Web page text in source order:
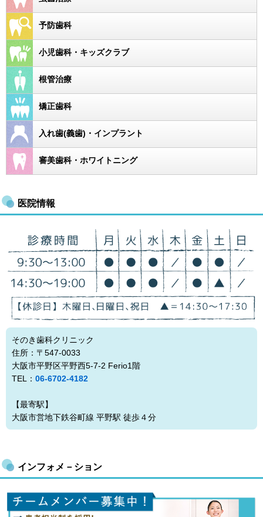
予防歯科
小児歯科・キッズクラブ
根管治療
矯正歯科
入れ歯(義歯)・インプラント
審美歯科・ホワイトニング
医院情報
そのき歯科クリニック
住所：〒547-0033
大阪市平野区平野西5-7-2 Ferio1階
TEL： 06-6702-4182
【最寄駅】
大阪市営地下鉄谷町線 平野駅 徒歩４分
インフォメ－ション